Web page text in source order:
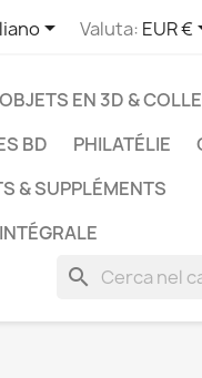
 Valuta: EUR €
OBJETS EN 3D &
BD PHILATÉLIE
& SUPPLÉMENTS
INTÉGRALE
search